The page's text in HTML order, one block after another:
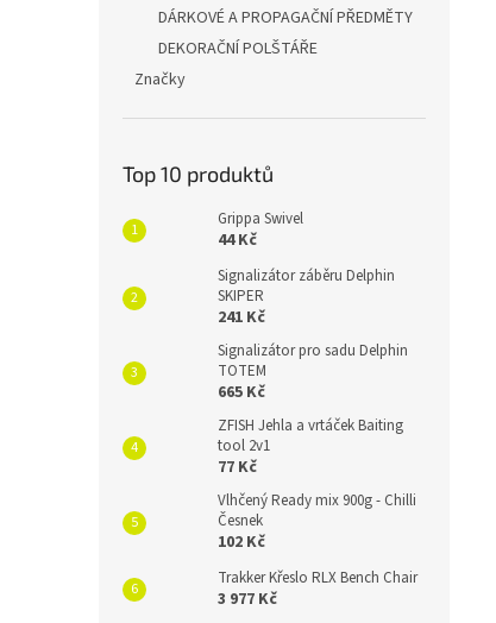
DÁRKOVÉ A PROPAGAČNÍ PŘEDMĚTY
DEKORAČNÍ POLŠTÁŘE
Značky
Top 10 produktů
Grippa Swivel
44 Kč
Signalizátor záběru Delphin
SKIPER
241 Kč
Signalizátor pro sadu Delphin
TOTEM
665 Kč
ZFISH Jehla a vrtáček Baiting
tool 2v1
77 Kč
Vlhčený Ready mix 900g - Chilli
Česnek
102 Kč
Trakker Křeslo RLX Bench Chair
3 977 Kč